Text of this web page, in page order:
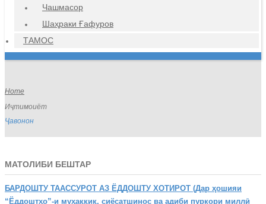
Чашмасор
Шаҳраки Ғафуров
ТАМОС
Home
Иҷтимоиёт
Ҷавонон
МАТОЛИБИ БЕШТАР
БАРДОШТУ ТААССУРОТ АЗ ЁДДОШТУ ХОТИРОТ (Дар ҳошияи
“Ёддоштҳо”-и муҳаққиқ, сиёсатшинос ва адиби пуркори миллӣ